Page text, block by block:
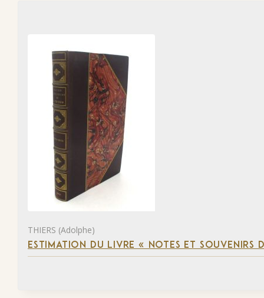
THIERS (Adolphe)
ESTIMATION DU LIVRE « NOTES ET SOUVENIRS